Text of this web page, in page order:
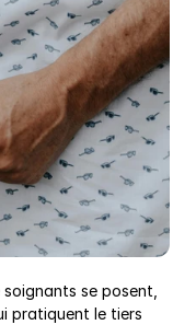
se posent,
pratiquent le tiers